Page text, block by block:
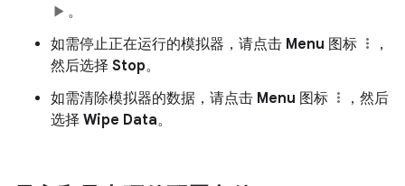
。
如需停止正在运行的模拟器，请点击 Menu 图标
，
然后选择 Stop。
如需清除模拟器的数据，请点击 Menu 图标
，然后
选择 Wipe Data。